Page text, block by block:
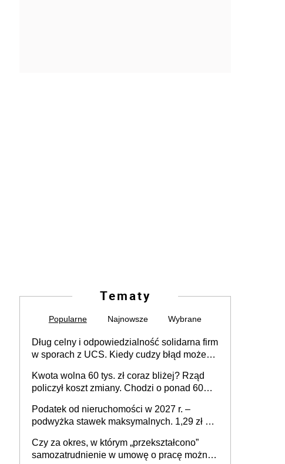
Tematy
Popularne Najnowsze Wybrane
Dług celny i odpowiedzialność solidarna firm
w sporach z UCS. Kiedy cudzy błąd może
Kwota wolna 60 tys. zł coraz bliżej? Rząd
policzył koszt zmiany. Chodzi o ponad 60
Podatek od nieruchomości w 2027 r. –
podwyżka stawek maksymalnych. 1,29 zł za
budynków i lokali związanych z
prowadzeniem działalności gospodarczej
Czy za okres, w którym „przekształcono”
samozatrudnienie w umowę o pracę można